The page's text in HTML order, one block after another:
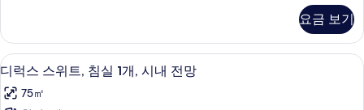
보
기
보
기
대
2
개,
시
더
블
룸,
더
블
요금 보기
디
럭
스
8
디럭스 스위트, 침실 1개, 시내 전망
75㎡